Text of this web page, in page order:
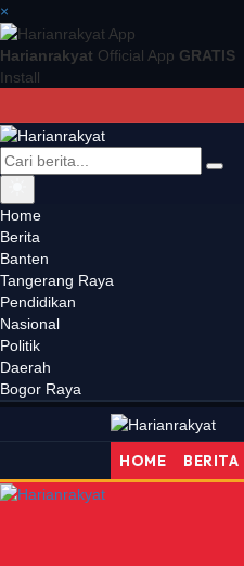
×
Harianrakyat Official App GRATIS
Install
Home
Berita
Banten
Tangerang Raya
Pendidikan
Nasional
Politik
Daerah
Bogor Raya
HOME BERITA